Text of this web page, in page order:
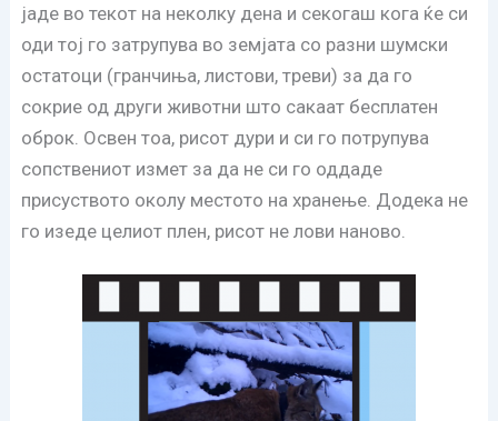
јаде во текот на неколку дена и секогаш кога ќе си
оди тој го затрупува во земјата со разни шумски
остатоци (гранчиња, листови, треви) за да го
сокрие од други животни што сакаат бесплатен
оброк. Освен тоа, рисот дури и си го потрупува
сопствениот измет за да не си го оддаде
присуството околу местото на хранење. Додека не
го изеде целиот плен, рисот не лови наново.